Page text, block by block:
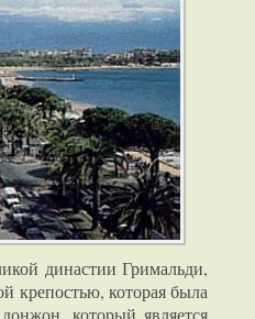
династии Гримальди,
крепостью, которая была
который является